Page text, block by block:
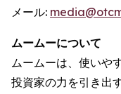
メール:
ムームーについて
ムームーは、使いや
投資家の力を引き出